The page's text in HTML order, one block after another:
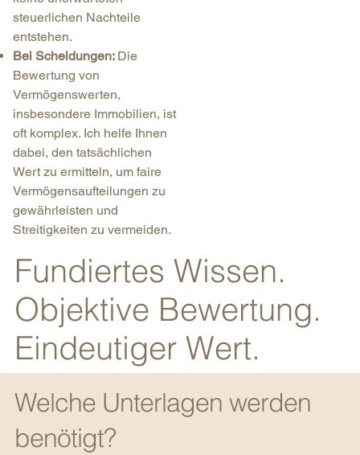
steuerlichen Nachteile
entstehen.
Bei Scheidungen: Die
Bewertung von
Vermögenswerten,
insbesondere Immobilien, ist
oft komplex. Ich helfe Ihnen
dabei, den tatsächlichen
Wert zu ermitteln, um faire
Vermögensaufteilungen zu
gewährleisten und
Streitigkeiten zu vermeiden.
Fundiertes Wissen.
Objektive Bewertung.
Eindeutiger Wert.
Welche Unterlagen werden
benötigt?